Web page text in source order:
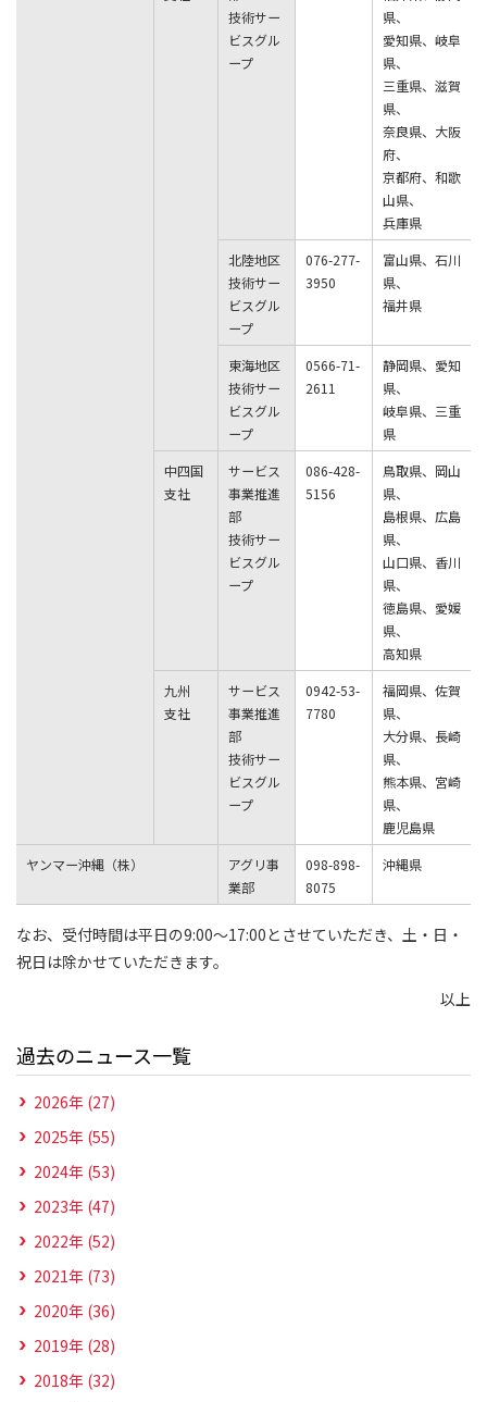
技術サー
ビスグル
ープ
県、
愛知県、岐阜
県、
三重県、滋賀
県、
奈良県、大阪
府、
京都府、和歌
山県、
兵庫県
北陸地区
技術サー
ビスグル
ープ
076-277-
3950
富山県、石川
県、
福井県
東海地区
技術サー
ビスグル
ープ
0566-71-
2611
静岡県、愛知
県、
岐阜県、三重
県
中四国
支社
サービス
事業推進
部
技術サー
ビスグル
ープ
086-428-
5156
鳥取県、岡山
県、
島根県、広島
県、
山口県、香川
県、
徳島県、愛媛
県、
高知県
九州
支社
サービス
事業推進
部
技術サー
ビスグル
ープ
0942-53-
7780
福岡県、佐賀
県、
大分県、長崎
県、
熊本県、宮崎
県、
鹿児島県
ヤンマー沖縄（株）
アグリ事
業部
098-898-
8075
沖縄県
なお、受付時間は平日の9:00〜17:00とさせていただき、土・日・
祝日は除かせていただきます。
以上
過去のニュース一覧
2026年 (27)
2025年 (55)
2024年 (53)
2023年 (47)
2022年 (52)
2021年 (73)
2020年 (36)
2019年 (28)
2018年 (32)